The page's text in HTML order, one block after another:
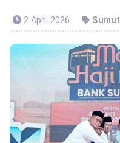
2 April 2026 Sumut